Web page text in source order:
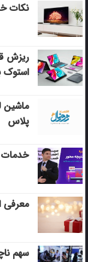
نکات
ریزش
استوک
پلاس
خدمات
معرفی
سهم